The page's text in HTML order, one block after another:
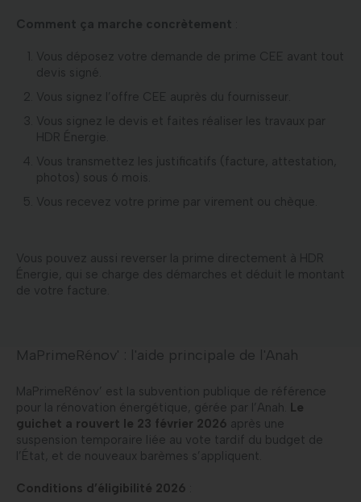
Comment ça marche concrètement
Vous déposez votre demande de prime CEE avant tout
devis signé.
Vous signez l’offre CEE auprès du fournisseur.
Vous signez le devis et faites réaliser les travaux par
HDR Énergie.
Vous transmettez les justificatifs (facture, attestation,
photos) sous 6 mois.
Vous recevez votre prime par virement ou chèque.
Vous pouvez aussi reverser la prime directement à HDR
Énergie, qui se charge des démarches et déduit le montant
de votre facture.
MaPrimeRénov' : l'aide principale de l'Anah
MaPrimeRénov’ est la subvention publique de référence
pour la rénovation énergétique, gérée par l’Anah. Le
guichet a rouvert le 23 février 2026 après une
suspension temporaire liée au vote tardif du budget de
l’État, et de nouveaux barèmes s’appliquent.
Conditions d’éligibilité 2026